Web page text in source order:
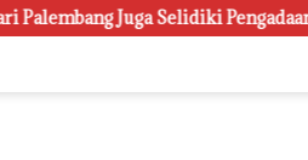
Juga Selidiki Pengadaan 1.800